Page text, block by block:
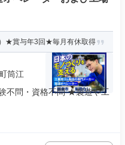
★賞与年3回★毎月有休取得
筒江
不問・資格不問 ★製造や工